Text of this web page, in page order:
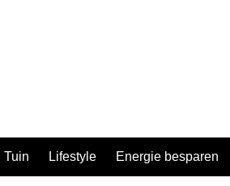
Tuin Lifestyle Energie besparen